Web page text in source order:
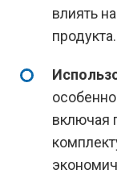
влиять
продукта.
включая